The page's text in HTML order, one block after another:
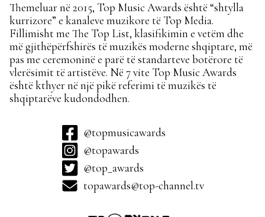
Themeluar në 2015, Top Music Awards është “shtylla
kurrizore” e kanaleve muzikore të Top Media.
Fillimisht me The Top List, klasifikimin e vetëm dhe
më gjithëpërfshirës të muzikës moderne shqiptare, më
pas me ceremoninë e parë të standarteve botërore të
vlerësimit të artistëve. Në 7 vite Top Music Awards
është kthyer në një pikë referimi të muzikës të
shqiptarëve kudondodhen.
@topmusicawards
@topawards
@top_awards
topawards@top-channel.tv